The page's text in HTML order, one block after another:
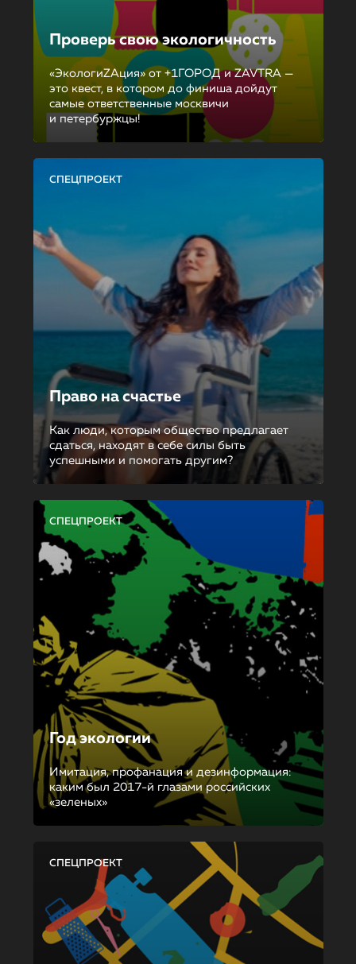
Проверь свою экологичность
«ЭкологиZAция» от +1ГОРОД и ZAVTRA —
это квест, в котором до финиша дойдут
самые ответственные москвичи
и петербуржцы!
СПЕЦПРОЕКТ
Право на счастье
Как люди, которым общество предлагает
сдаться, находят в себе силы быть
успешными и помогать другим?
СПЕЦПРОЕКТ
Год экологии
Имитация, профанация и дезинформация:
каким был 2017-й глазами российских
«зеленых»
СПЕЦПРОЕКТ